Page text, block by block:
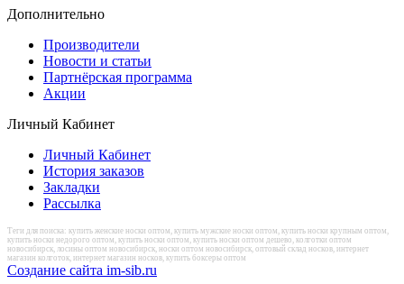
Дополнительно
Производители
Новости и статьи
Партнёрская программа
Акции
Личный Кабинет
Личный Кабинет
История заказов
Закладки
Рассылка
Теги для поиска: купить женские носки оптом, купить мужские носки оптом, купить носки крупным оптом,
купить носки недорого оптом, купить носки оптом, купить носки оптом дешево, колготки оптом
новосибирск, лосины оптом новосибирск, носки оптом новосибирск, оптовый склад носков, интернет
магазин колготок, интернет магазин носков, купить боксеры оптом
Создание сайта im-sib.ru